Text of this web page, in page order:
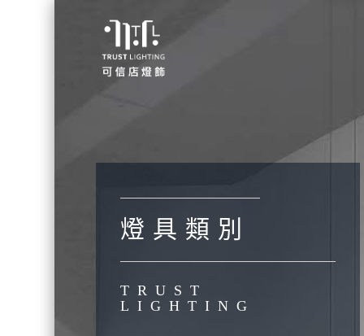
燈 具 類 別
TRUST
LIGHTING